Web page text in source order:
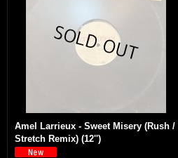
Amel Larrieux - Sweet Misery (Rush /
Stretch Remix) (12'')